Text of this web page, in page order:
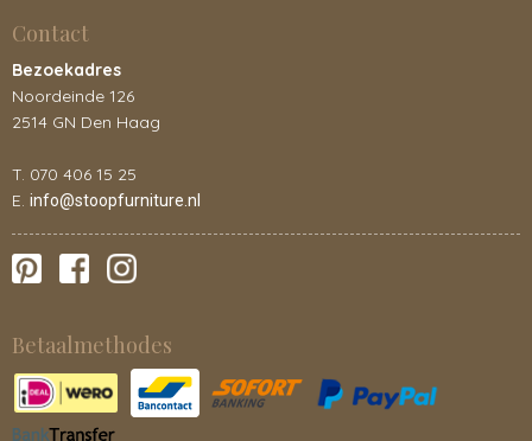
Contact
Bezoekadres
Noordeinde 126
2514 GN Den Haag
T. 070 406 15 25
E. info@stoopfurniture.nl
Betaalmethodes